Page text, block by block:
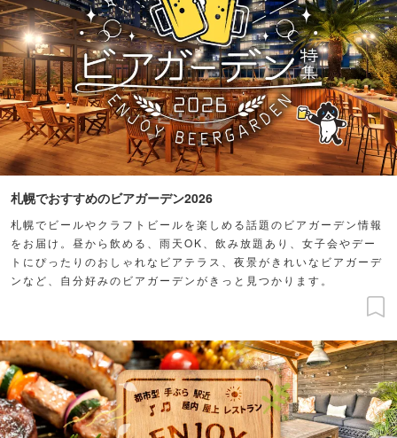
札幌でおすすめのビアガーデン2026
札幌でビールやクラフトビールを楽しめる話題のビアガーデン情報
をお届け。昼から飲める、雨天OK、飲み放題あり、女子会やデー
トにぴったりのおしゃれなビアテラス、夜景がきれいなビアガーデ
ンなど、自分好みのビアガーデンがきっと見つかります。